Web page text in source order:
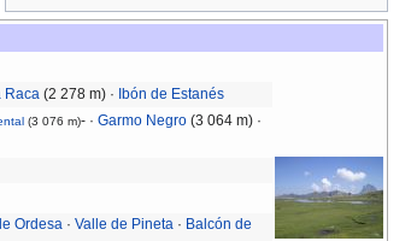
Raca (2 278 m) · Ibón de Estanés
(3 076 m)- ·Garmo Negro (3 064 m) ·
Ordesa ·Valle de Pineta · Balcón de